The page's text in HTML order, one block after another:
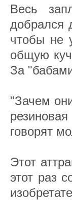
Весь
добрался
чтобы не
общую
За
"Зачем
говорят
Этот
этот раз